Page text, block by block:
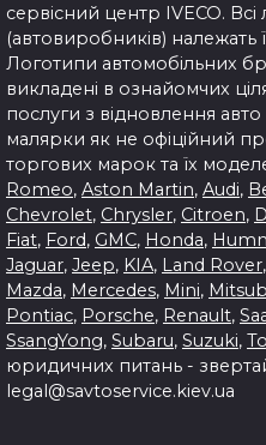
сервісний центр IVECO.
(автовиробників) належать
Логотипи автомобільних
викладені в ознайомчих
послуги з відновлення
малярки як не офіційний
торгових марок та їх
Romeo, Aston Martin, Audi,
Chevrolet, Chrysler, Citroen,
Fiat, Ford, GMC, Honda,
Jaguar, Jeep, KIA, Land Rover,
Mazda, Mercedes, Mini,
Pontiac, Porsche, Renault,
SsangYong, Subaru, Suzuki,
юридичних питань -
legal@savtoservice.kiev.ua